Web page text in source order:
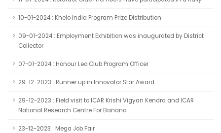
10-01-2024 : Khelo India Program Prize Distribution
09-01-2024 : Employment Exhibition was inaugurated by District
Collector
07-01-2024 : Honour Leo Club Program Officer
29-12-2023 : Runner up in Innovator Star Award
29-12-2023 : Field visit to ICAR Krishi Vigyan Kendra and ICAR
National Research Centre For Banana
23-12-2023 : Mega Job Fair